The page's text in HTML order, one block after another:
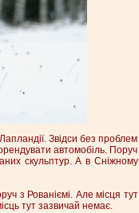
Звідси без проблем
автомобіль. Поруч
скульптур. А в Сніжному
з Рованіємі. Але місця тут
тут зазвичай немає.